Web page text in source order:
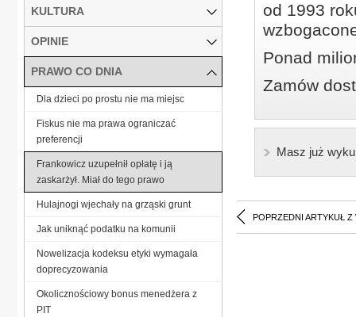
od 1993
Ponad
Zamów
Masz już
POPRZEDNI ARTYKUŁ Z
KULTURA
OPINIE
PRAWO CO DNIA
Dla dzieci po prostu nie ma miejsc
Fiskus nie ma prawa ograniczać
preferencji
Frankowicz uzupełnił opłatę i ją
zaskarżył. Miał do tego prawo
Hulajnogi wjechały na grząski grunt
Jak uniknąć podatku na komunii
Nowelizacja kodeksu etyki wymagała
doprecyzowania
Okolicznościowy bonus menedżera z
PIT